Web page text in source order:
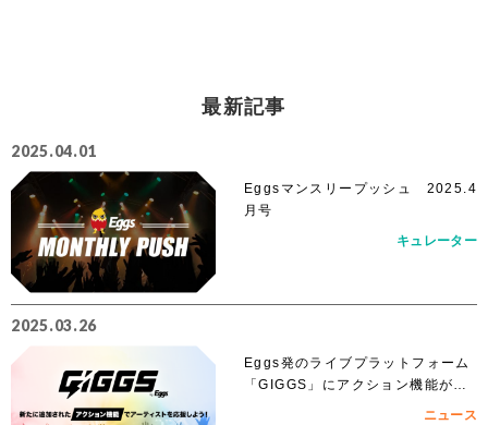
最新記事
2025.04.01
Eggsマンスリープッシュ 2025.4
月号
キュレーター
2025.03.26
Eggs発のライブプラットフォーム
「GIGGS」にアクション機能が追
ニュース